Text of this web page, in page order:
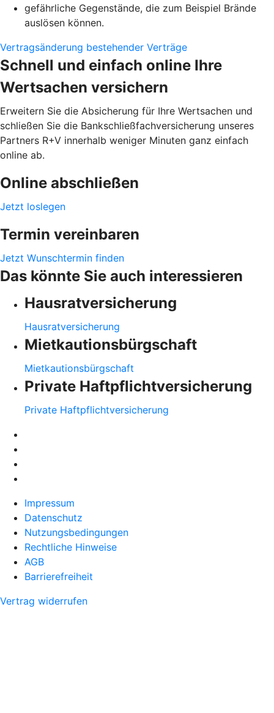
gefährliche Gegenstände, die zum Beispiel Brände
auslösen können.
Vertragsänderung bestehender Verträge
Schnell und einfach online Ihre
Wertsachen versichern
Erweitern Sie die Absicherung für Ihre Wertsachen und
schließen Sie die Bankschließfachversicherung unseres
Partners R+V innerhalb weniger Minuten ganz einfach
online ab.
Online abschließen
Jetzt loslegen
Termin vereinbaren
Jetzt Wunschtermin finden
Das könnte Sie auch interessieren
Hausratversicherung
Hausratversicherung
Mietkautionsbürgschaft
Mietkautionsbürgschaft
Private Haftpflichtversicherung
Private Haftpflichtversicherung
Impressum
Datenschutz
Nutzungsbedingungen
Rechtliche Hinweise
AGB
Barrierefreiheit
Vertrag widerrufen